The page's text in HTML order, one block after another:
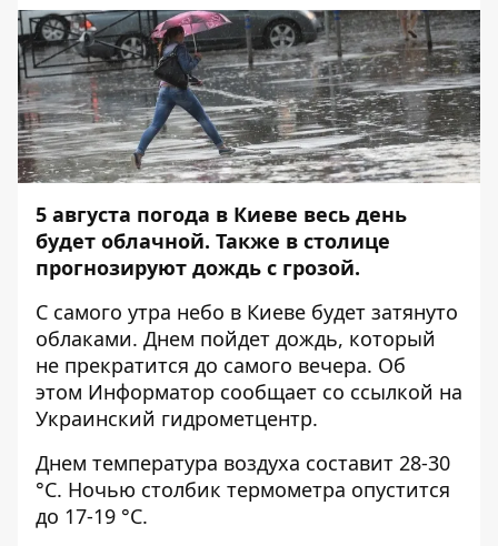
5 августа погода в Киеве весь день
будет облачной. Также в столице
прогнозируют дождь с грозой.
С самого утра небо в Киеве будет затянуто
облаками. Днем пойдет дождь, который
не прекратится до самого вечера. Об
этом Информатор сообщает со ссылкой на
Украинский гидрометцентр.
Днем температура воздуха составит 28-30
°C. Ночью столбик термометра опустится
до 17-19 °C.